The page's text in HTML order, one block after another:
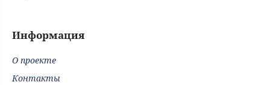
Информация
О проекте
Контакты